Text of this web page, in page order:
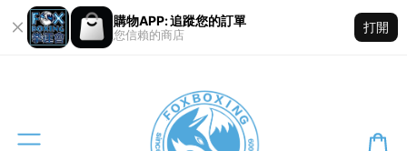
購物APP: 追蹤您的訂單
您信賴的商店
打開